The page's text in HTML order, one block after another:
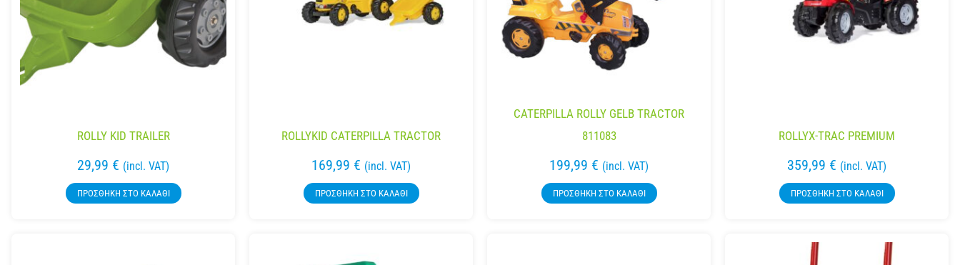
ROLLY KID TRAILER
29,99 € (incl. VAT)
ΠΡΟΣΘΉΚΗ ΣΤΟ ΚΑΛΆΘΙ
ROLLYKID CATERPILLA TRACTOR
169,99 € (incl. VAT)
ΠΡΟΣΘΉΚΗ ΣΤΟ ΚΑΛΆΘΙ
CATERPILLA ROLLY GELB TRACTOR
811083
199,99 € (incl. VAT)
ΠΡΟΣΘΉΚΗ ΣΤΟ ΚΑΛΆΘΙ
ROLLYX-TRAC PREMIUM
359,99 € (incl. VAT)
ΠΡΟΣΘΉΚΗ ΣΤΟ ΚΑΛΆΘΙ